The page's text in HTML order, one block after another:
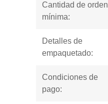
Cantidad de orden
mínima:
Detalles de
empaquetado:
Condiciones de
pago: